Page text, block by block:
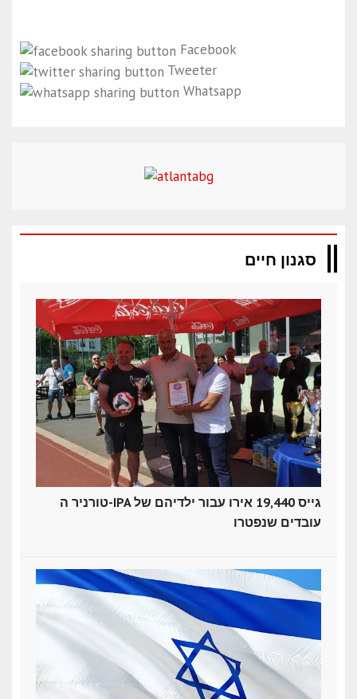
Facebook
Tweeter
Whatsapp
סגנון חיים
טורניר ה-IPA גייס 19,440 אירו עבור ילדיהם של
עובדים שנפטרו